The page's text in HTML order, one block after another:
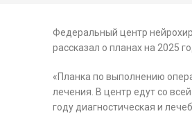
Федеральный центр
рассказал о планах на 2025
«Планка по выполнению
лечения. В центр едут со
году диагностическая и